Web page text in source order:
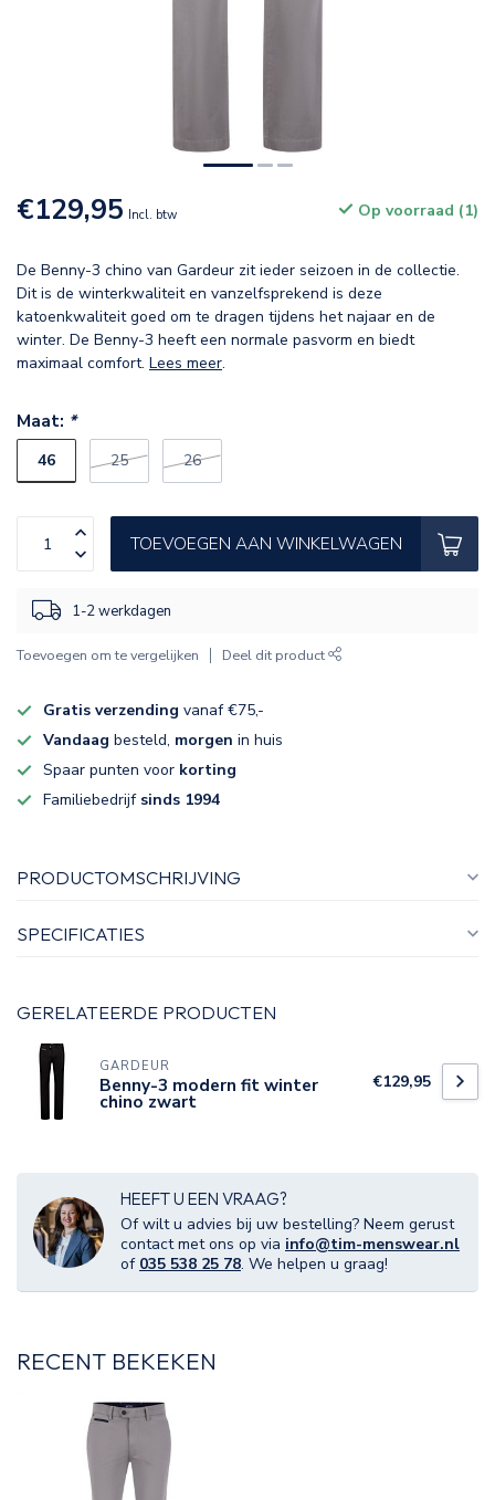
€129,95 Incl. btw Op voorraad (1)
De Benny-3 chino van Gardeur zit ieder seizoen in de collectie.
Dit is de winterkwaliteit en vanzelfsprekend is deze
katoenkwaliteit goed om te dragen tijdens het najaar en de
winter. De Benny-3 heeft een normale pasvorm en biedt
maximaal comfort. Lees meer.
Maat: *
46 25 26
TOEVOEGEN AAN WINKELWAGEN
1-2 werkdagen
Toevoegen om te vergelijken Deel dit product
Gratis verzending vanaf €75,-
Vandaag besteld, morgen in huis
Spaar punten voor korting
Familiebedrijf sinds 1994
PRODUCTOMSCHRIJVING
SPECIFICATIES
GERELATEERDE PRODUCTEN
GARDEUR
Benny-3 modern fit winter
chino zwart
€129,95
HEEFT U EEN VRAAG?
Of wilt u advies bij uw bestelling? Neem gerust
contact met ons op via info@tim-menswear.nl
of 035 538 25 78. We helpen u graag!
RECENT BEKEKEN